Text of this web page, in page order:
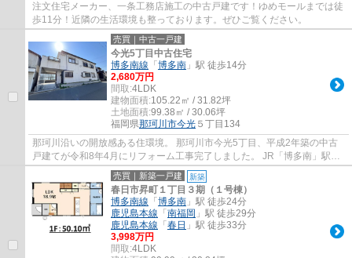
注文住宅メーカー、一条工務店施工の中古戸建です！ゆめモールまでは徒
歩11分！近隣の生活環境も整っております。ぜひご覧ください。
売買｜中古一戸建
今光5丁目中古住宅
博多南線 「 博多南 」駅 徒歩14分
2,680万円
間取:4LDK
建物面積:105.22㎡ / 31.82坪
土地面積:99.38㎡ / 30.06坪
福岡県那珂川市今光 ５丁目134
那珂川沿いの開放感ある住環境。 那珂川市今光5丁目、平成2年築の中古
戸建てが令和8年4月にリフォーム工事完了しました。 JR「博多南」駅徒
歩14分と通勤通学に便利な立地で、自然と都...
売買｜新築一戸建 新築
春日市昇町１丁目３期（１号棟）
博多南線 「 博多南 」駅 徒歩24分
鹿児島本線 「 南福岡 」駅 徒歩29分
鹿児島本線 「 春日 」駅 徒歩33分
3,998万円
間取:4LDK